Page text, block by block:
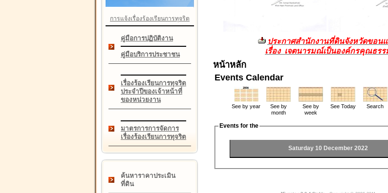
การแจ้งเรื่องร้องเรียนการทุจริต
คู่มือการปฏิบัติงาน
คู่มือบริการประชาชน
เรื่องร้องเรียนการทุจริต
ประจำปีของเจ้าหน้าที่
ของหน่วยงาน
มาตรการการจัดการ
เรื่องร้องเรียนการทุจริต
ค้นหาราคาประเมิน
ที่ดิน
ประกาศสำนักงานที่ดินจังหวัดขอน
เรื่อง เจตนารมณ์เป็นองค์กรคุณธรร
หน้าหลัก
Events Calendar
See by year
See by
month
See by
week
See Today Search
Events for the
Saturday 10 December 2022